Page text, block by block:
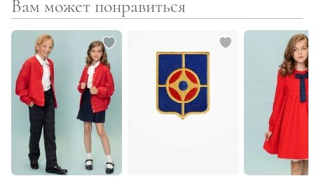
- Оборка по планке
Вам может понравиться